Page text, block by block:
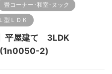
畳コーナー･和室･ヌック
Ｌ型ＬＤＫ
】平屋建て 3LDK
2)